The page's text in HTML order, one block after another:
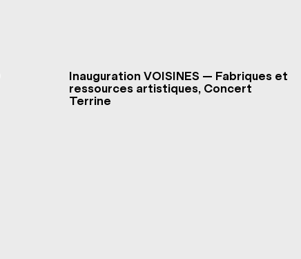
Inauguration VOISINES — Fabriques et
ressources artistiques, Concert
Terrine